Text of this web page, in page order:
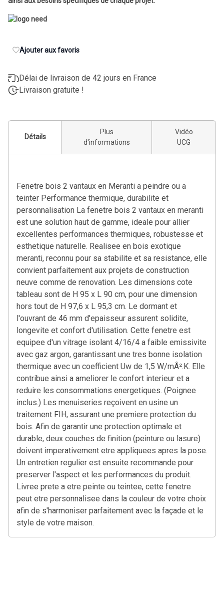
Ajouter aux favoris
Délai de livraison de 42 jours en France
Livraison gratuite !
Détails
Plus
d'informations
Vidéo
UCG
Fenetre bois 2 vantaux en Meranti a peindre ou a
teinter Performance thermique, durabilite et
personnalisation La fenetre bois 2 vantaux en meranti
est une solution haut de gamme, ideale pour allier
excellentes performances thermiques, robustesse et
esthetique naturelle. Realisee en bois exotique
meranti, reconnu pour sa stabilite et sa resistance, elle
convient parfaitement aux projets de construction
neuve comme de renovation. Les dimensions cote
tableau sont de H 95 x L 90 cm, pour une dimension
hors tout de H 97,6 x L 95,3 cm. Le dormant et
l'ouvrant de 46 mm d'epaisseur assurent solidite,
longevite et confort d'utilisation. Cette fenetre est
equipee d'un vitrage isolant 4/16/4 a faible emissivite
avec gaz argon, garantissant une tres bonne isolation
thermique avec un coefficient Uw de 1,5 W/mÂ².K. Elle
contribue ainsi a ameliorer le confort interieur et a
reduire les consommations energetiques. (Poignee
inclus.) Les menuiseries reçoivent en usine un
traitement FIH, assurant une premiere protection du
bois. Afin de garantir une protection optimale et
durable, deux couches de finition (peinture ou lasure)
doivent imperativement etre appliquees apres la pose.
Un entretien regulier est ensuite recommande pour
preserver l'aspect et les performances du produit.
Livree prete a etre peinte ou teintee, cette fenetre
peut etre personnalisee dans la couleur de votre choix
afin de s'harmoniser parfaitement avec la façade et le
style de votre maison.